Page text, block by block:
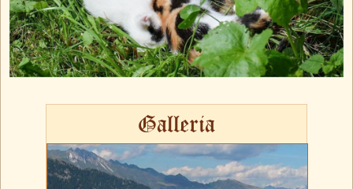
Galleria